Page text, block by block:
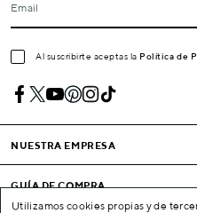
Email
Al suscribirte aceptas la Política de
NUESTRA EMPRESA
GUÍA DE COMPRA
Utilizamos cookies propias y de